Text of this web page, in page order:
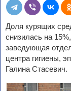
Доля курящих
снизилась на
заведующая
центра гигиены,
Галина Стасевич.